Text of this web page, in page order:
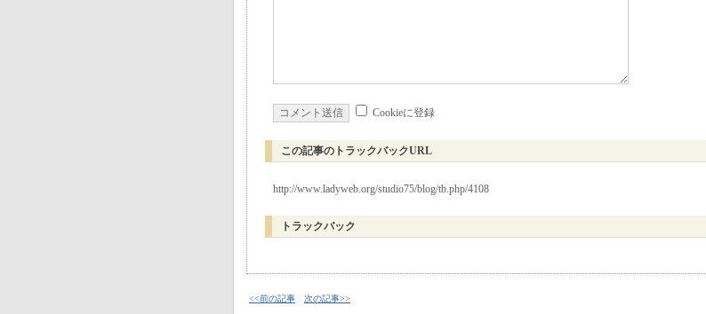
Cookieに登録
この記事のトラックバックURL
http://www.ladyweb.org/studio75/blog/tb.php/4108
トラックバック
<<前の記事 次の記事>>